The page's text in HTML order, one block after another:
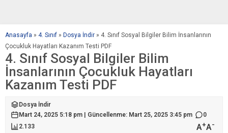
Anasayfa » 4. Sınıf » Dosya İndir » 4. Sınıf Sosyal Bilgiler Bilim İnsanlarının
Çocukluk Hayatları Kazanım Testi PDF
4. Sınıf Sosyal Bilgiler Bilim
İnsanlarının Çocukluk Hayatları
Kazanım Testi PDF
Dosya İndir
Mart 24, 2025 5:18 pm | Güncellenme: Mart 25, 2025 3:45 pm
0
2.133
A+A-